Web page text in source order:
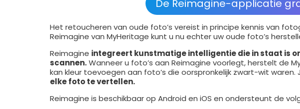
De Reimagine-applicatie
Het retoucheren van oude foto’s vereist in principe kennis van
Reimagine van MyHeritage kunt u nu echter uw oude foto’s
Reimagine integreert kunstmatige intelligentie die in staat is
scannen.Wanneer u foto’s aan Reimagine voorlegt, herstelt de
kan kleur toevoegen aan foto’s die oorspronkelijk zwart-wit waren.
elke foto te vertellen.
Reimagine is beschikbaar op Android en iOS en ondersteunt de